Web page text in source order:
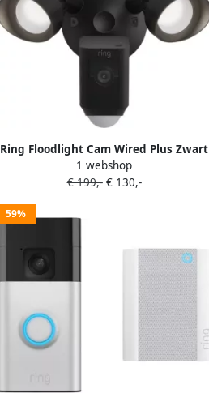
Ring Floodlight Cam Wired Plus Zwart
1 webshop
€ 199,-€ 130,-
59%